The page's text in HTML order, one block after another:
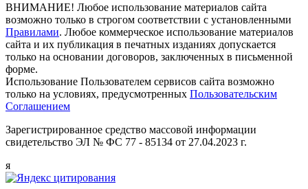
ВНИМАНИЕ! Любое использование материалов сайта
возможно только в строгом соответствии с установленными
Правилами. Любое коммерческое использование материалов
сайта и их публикация в печатных изданиях допускается
только на основании договоров, заключенных в письменной
форме.
Использование Пользователем сервисов сайта возможно
только на условиях, предусмотренных Пользовательским
Соглашением
Зарегистрированное средство массовой информации
свидетельство ЭЛ № ФС 77 - 85134 от 27.04.2023 г.
я